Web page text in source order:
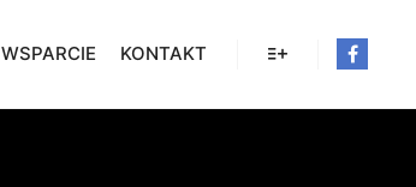
WSPARCIE KONTAKT